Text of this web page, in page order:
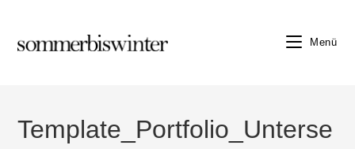
springen
Menü
Template_Portfolio_Unterse